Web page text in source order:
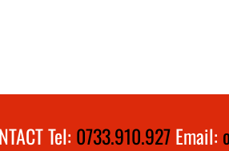
Tel: 0733.910.927Email: